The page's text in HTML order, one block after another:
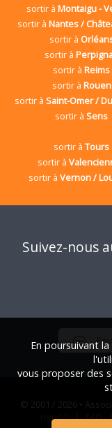
sortir à Montaigu -
sortir àNantes /
sortir à
sortir à
sortir àReims
sortir à Rouen
sortir à Saint-Omer /
sortir àSens
sortir àTours
sortir à
sortir àVernon /
Suivez-nous
© 2001 / 2026 •
nous ?|FAQ
En poursuivant
vous proposer des